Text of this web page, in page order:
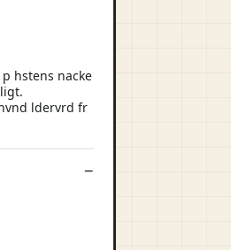
hstens nacke
ldervrd fr